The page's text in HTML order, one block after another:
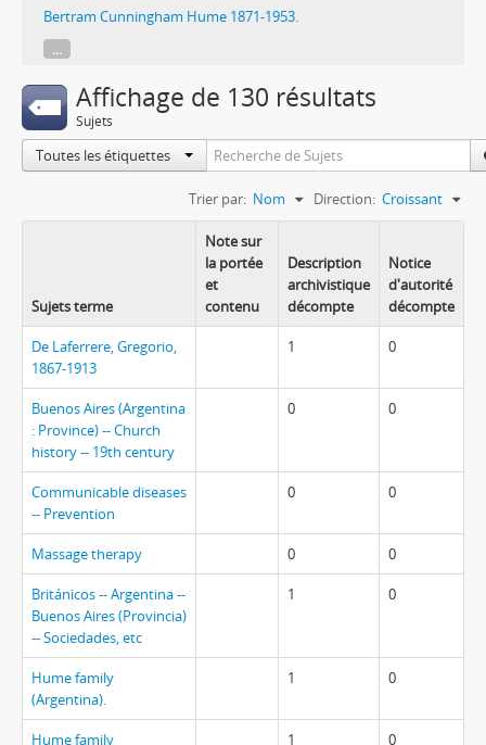
Bertram Cunningham Hume 1871-1953.
...
Affichage de 130 résultats
Sujets
Toutes les étiquettes
Trier par: Nom Direction: Croissant
Sujets terme
Note sur
la portée
et
contenu
Description
archivistique
décompte
Notice
d'autorité
décompte
De Laferrere, Gregorio,
1867-1913
1 0
Buenos Aires (Argentina
: Province) -- Church
history -- 19th century
0 0
Communicable diseases
-- Prevention
0 0
Massage therapy 0 0
Británicos -- Argentina --
Buenos Aires (Provincia)
-- Sociedades, etc
1 0
Hume family
(Argentina).
1 0
Hume family 1 0